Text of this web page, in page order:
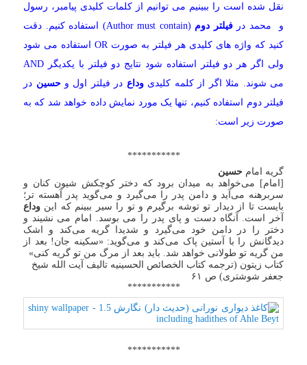
نقل شده است را ببینیم می توانیم از کلمات کلیدی پیامبر، رسول
و محمد درفیلتر دوم
(Author must contain) استفاده کنیم. دقت
کنید که واژه های کلیدی هر فیلتر به صورت OR استفاده می شود
ولی اگر هر دو فیلتر استفاده شود نتایج دو فیلتر با یکدیگر AND
می شوند. مثلا اگر از کلمه کلیدیوداع در فیلتر اول وحسین در
فیلتر دوم استفاده کنیم، تنها یک مورد نمایش داده خواهد شد که به
صورت زیر است:
***********
گریه امامحسین
[امام] می‌خواهد به میدان برود که دختر کوچکش شیون کنان و
سربرهنه می‌آید و دامن پدر را می‌گیرد و می‌گوید پدر آهسته تر؛
بایست تا از دیدار تو توشه برگیرم و تو را سیر ببینم که این وداع
آخر است. آنگاه دست و پای پدر را می بوسد. امام می نشیند و
دختر را در دامن خود می‌گیرد و شدیدا گریه می‌کند و اشک
دیدگانش را با آستین پاک می‌کند و می‌گوید: «سکینه جان! بعد از
من گریه تو طولانی خواهد شد. باید بعد از مرگ من تو گریه کنی»
کتاب زیتون (ترجمه کتاب الخصائص الحسینیه تالیف آیت الله شیخ
جعفر شوشتری) ص ۶۱
***********
***********